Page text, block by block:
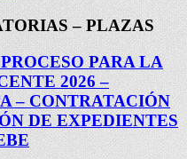
– PLAZAS
PARA LA
2026 –
– CONTRATACIÓN
DE EXPEDIENTES